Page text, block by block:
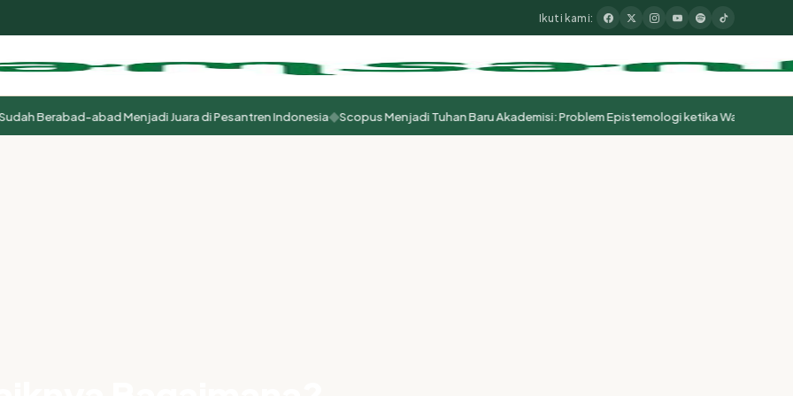
Ikuti kami:
Berabad-abad Menjadi Juara di Pesantren Indonesia◆Scopus Menjadi Tuhan Baru Akademisi: Problem Epistemologi ketika Wasā’il